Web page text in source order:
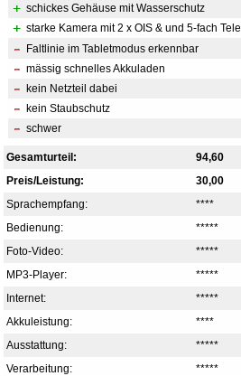
schickes Gehäuse mit Wasserschutz
starke Kamera mit 2 x OIS & und 5-fach Tele
Faltlinie im Tabletmodus erkennbar
mässig schnelles Akkuladen
kein Netzteil dabei
kein Staubschutz
schwer
94,60
Gesamturteil:
30,00
Preis/Leistung:
****
Sprachempfang:
*****
Bedienung:
*****
Foto-Video:
*****
MP3-Player:
*****
Internet:
****
Akkuleistung:
*****
Ausstattung:
*****
Verarbeitung: